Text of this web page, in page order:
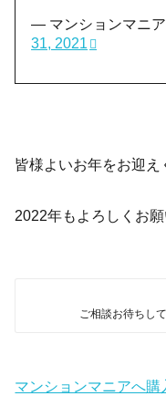
— マンションマニ
31, 2021
皆様よいお年をお迎え
2022年もよろしくお
ご相談お待ちし
マンションマニアへ購